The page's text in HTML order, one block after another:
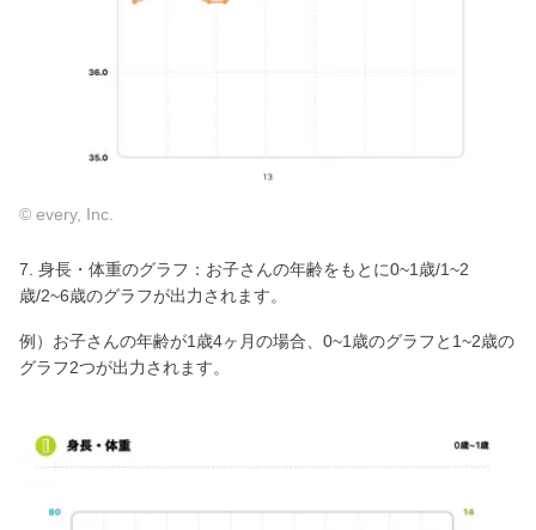
© every, Inc.
7. 身長・体重のグラフ：お子さんの年齢をもとに0~1歳/1~2
歳/2~6歳のグラフが出力されます。
例）お子さんの年齢が1歳4ヶ月の場合、0~1歳のグラフと1~2歳の
グラフ2つが出力されます。